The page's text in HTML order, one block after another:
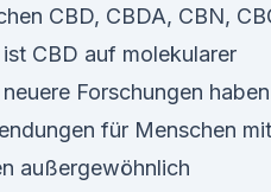
CBD, CBDA, CBN,
CBD auf molekularer
Forschungen haben
für Menschen mit
außergewöhnlich